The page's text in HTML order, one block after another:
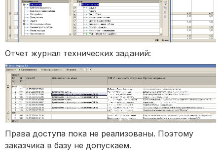
Отчет журнал технических заданий:
Права доступа пока не реализованы. Поэтому
заказчика в базу не допускаем.